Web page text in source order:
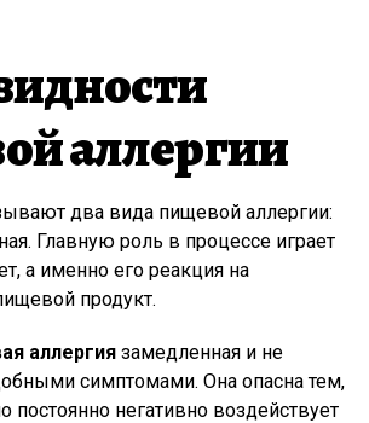
аллергии
два вида пищевой аллергии:
Главную роль в процессе играет
а именно его реакция на
продукт.
аллергия замедленная и не
симптомами. Она опасна тем,
постоянно негативно воздействует